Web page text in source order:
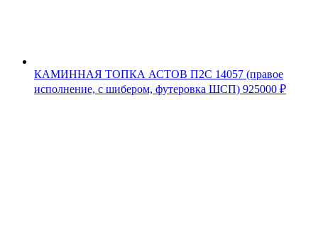
КАМИННАЯ ТОПКА АСТОВ П2С 14057 (правое
исполнение, с шибером, футеровка ШСП) 925000 ₽